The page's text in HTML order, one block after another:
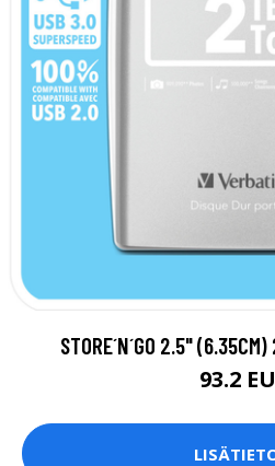
STORE´N´GO 2.5"
93.2